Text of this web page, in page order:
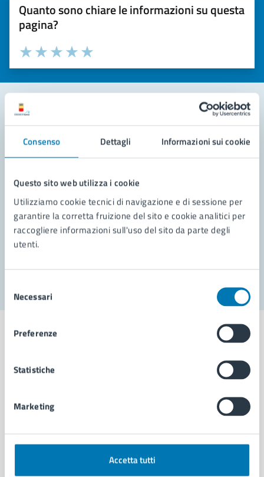
Consenso Dettagli Informazioni sui cookie
Questo sito web utilizza i cookie
Utilizziamo cookie tecnici di navigazione e di sessione per
garantire la corretta fruizione del sito e cookie analitici per
raccogliere informazioni sull'uso del sito da parte degli
utenti.
delNecessari
Preferenze
Statistiche
Marketing
Accetta tutti
Quanto sono chiare le informazioni su questa
pagina?
Valuta la chiarezza delle informazioni (da 1 a 5 stelle)
Seleziona il numero di stelle per valutare la chiarezza delle
Valuta 5 stelle su 5
Valuta 4 stelle su 5
Valuta 3 stelle su 5
Valuta 2 stelle su 5
Valuta 1 stelle su 5
Leggi le domande frequenti
Richiedi assistenza
Prenota appuntamento
Problemi in città
Comune di Napoli
AMMINISTRAZIONE
Organi di governo